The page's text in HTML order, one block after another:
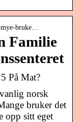
bruke…
Familie
På Mat?
norsk
bruker det
opp sitt eget